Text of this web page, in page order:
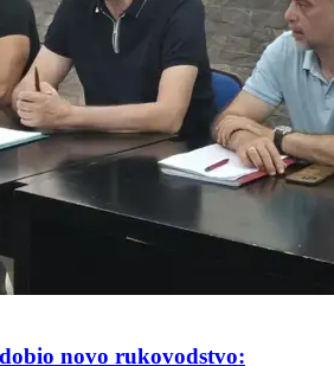
novo rukovodstvo: